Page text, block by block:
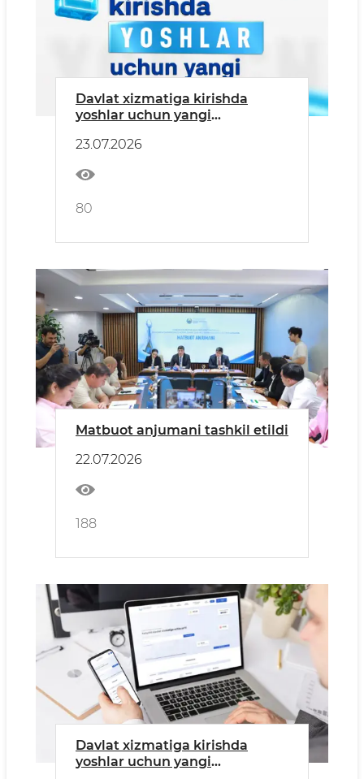
Davlat xizmatiga kirishda
yoshlar uchun yangi
23.07.2026
80
Matbuot anjumani tashkil etildi
22.07.2026
188
Davlat xizmatiga kirishda
yoshlar uchun yangi